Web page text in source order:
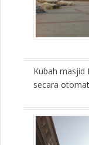
Kubah masjid
secara